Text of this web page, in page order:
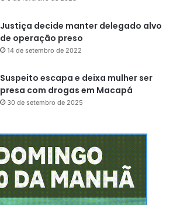
Justiça decide manter delegado alvo
de operação preso
14 de setembro de 2022
Suspeito escapa e deixa mulher ser
presa com drogas em Macapá
30 de setembro de 2025